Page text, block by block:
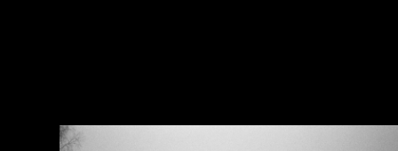
повномасштабного вторгнення він був режисером